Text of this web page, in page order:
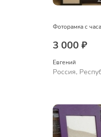
Фоторамка с
3 000 ₽
Евгений
Россия,